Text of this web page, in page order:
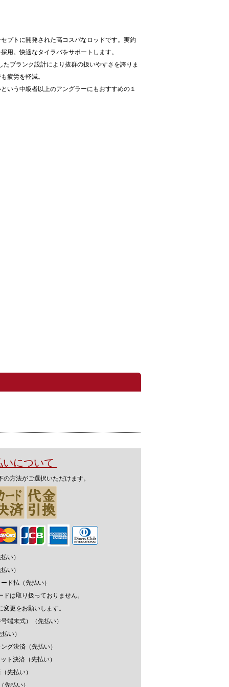
プトに開発された高コスパなロッドです。実釣
用。快適なタイラバをサポートします。
ブランク設計により抜群の扱いやすさを誇りま
疲労を軽減。
いう中級者以上のアングラーにもおすすめの１
について
の方法がご選択いただけます。
い）
い）
ド払（先払い）
は取り扱っておりません。
変更をお願いします。
端末式）（先払い）
い）
グ決済（先払い）
ト決済（先払い）
先払い）
先払い）